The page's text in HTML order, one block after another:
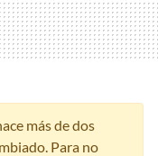
más de dos
Para no